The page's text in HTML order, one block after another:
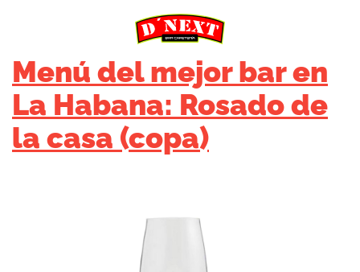
Menú del mejor bar en
La Habana: Rosado de
la casa (copa)